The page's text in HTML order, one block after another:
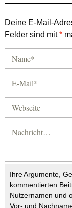
Deine E-Mail-
Felder sind mit*
Ihre Argumente,
kommentierten
Nutzernamen und
Vor- und